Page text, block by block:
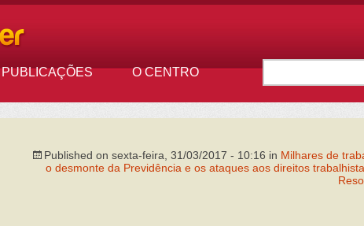
PUBLICAÇÕES O CENTRO
Published on sexta-feira, 31/03/2017 - 10:16 in Milhares de
o desmonte da Previdência e os ataques aos direitos